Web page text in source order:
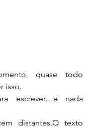
quase todo
isso.
escrever…e nada
distantes.O texto